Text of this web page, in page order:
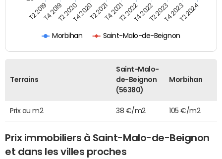
Morbihan Saint-Malo-de-Beignon
T2 2019T4 2019T2 2020T4 2020T2 2021T4 2021T2 2022T4 2022T2 2023T4 2023T2 2024
Terrains
Saint-Malo-
de-Beignon
(56380)
Morbihan
Prix au m2 38 €/m2 105 €/m2
Prix immobiliers à Saint-Malo-de-Beignon
et dans les villes proches